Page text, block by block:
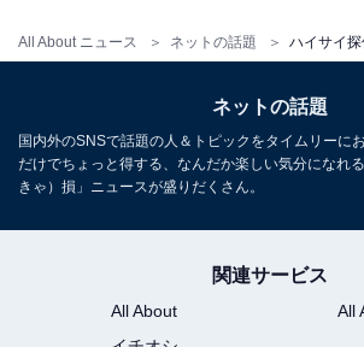
All About ニュース ネットの話題
ネットの話題
国内外のSNSで話題の人＆トピックをタイムリーに
だけでちょっと得する、なんだか楽しい気分になれ
きゃ）損」ニュースが盛りだくさん。
関連サービス
All About
All